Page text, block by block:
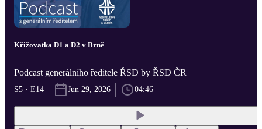
Křižovatka D1 a D2 v Brně
Podcast generálního ředitele ŘSD by ŘSD ČR
S5 · E14 Jun 29, 2026 04:46